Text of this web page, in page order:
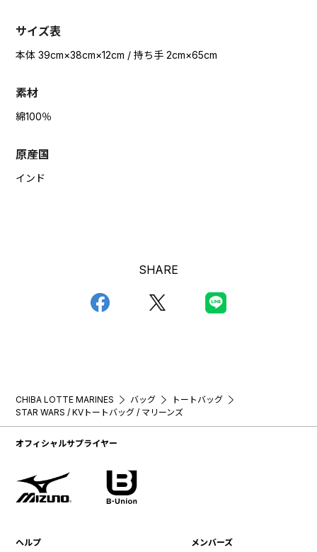
サイズ表
本体 39cm×38cm×12cm / 持ち手 2cm×65cm
素材
綿100％
原産国
インド
SHARE
CHIBA LOTTE MARINES バッグ
トートバッグ
STAR WARS / KVトートバッグ / マリーンズ
オフィシャルサプライヤー
ヘルプ メンバーズ